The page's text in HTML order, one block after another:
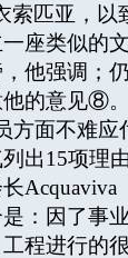
匹亚，以
座类似的
他强调；
的意见⑧。
面不难应
出15项理
：因了事
程进行的